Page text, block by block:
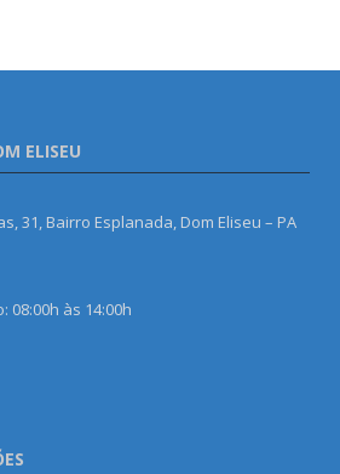
ELISEU
31, Bairro Esplanada, Dom Eliseu – PA
às 14:00h